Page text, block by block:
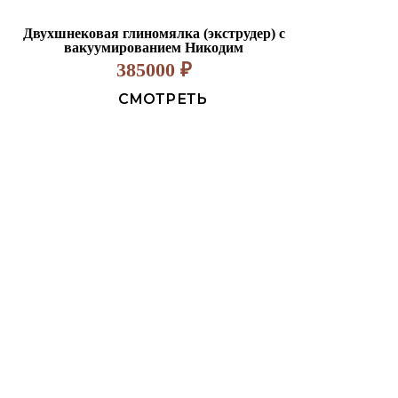
Двухшнековая глиномялка (экструдер) с
вакуумированием Никодим
385000 ₽
СМОТРЕТЬ